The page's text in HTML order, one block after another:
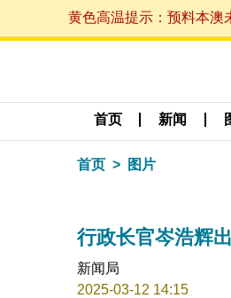
黄色高温提示：预料本澳
首页 新闻
首页 图片
行政长官岑浩辉
新闻局
2025-03-12 14:15